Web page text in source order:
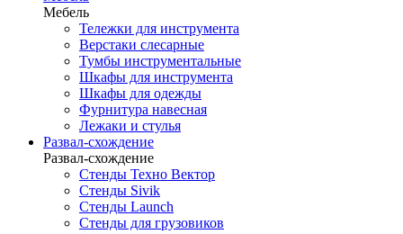
Мебель
Тележки для инструмента
Верстаки слесарные
Тумбы инструментальные
Шкафы для инструмента
Шкафы для одежды
Фурнитура навесная
Лежаки и стулья
Развал-схождение
Развал-схождение
Стенды Техно Вектор
Стенды Sivik
Стенды Launch
Стенды для грузовиков